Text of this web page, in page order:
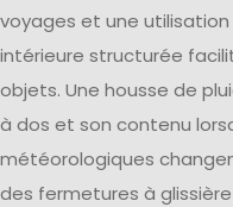
voyages et une
intérieure structurée
objets. Une housse de
à dos et son contenu
météorologiques
des fermetures à